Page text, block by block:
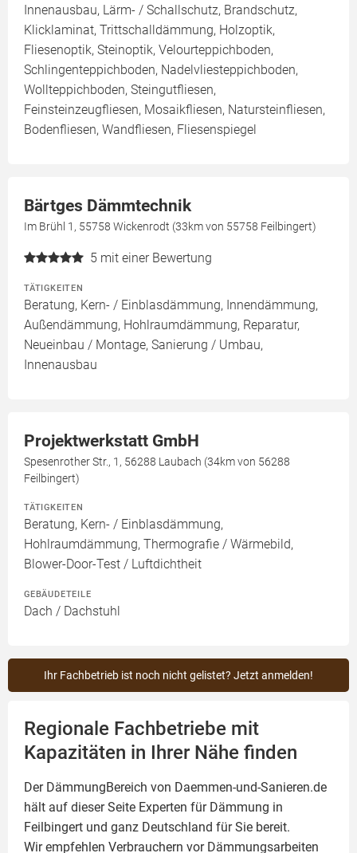
Innenausbau, Lärm- / Schallschutz, Brandschutz,
Klicklaminat, Trittschalldämmung, Holzoptik,
Fliesenoptik, Steinoptik, Velourteppichboden,
Schlingenteppichboden, Nadelvliesteppichboden,
Wollteppichboden, Steingutfliesen,
Feinsteinzeugfliesen, Mosaikfliesen, Natursteinfliesen,
Bodenfliesen, Wandfliesen, Fliesenspiegel
Bärtges Dämmtechnik
Im Brühl 1, 55758 Wickenrodt (33km von 55758 Feilbingert)
5 mit einer Bewertung
TÄTIGKEITEN
Beratung, Kern- / Einblasdämmung, Innendämmung,
Außendämmung, Hohlraumdämmung, Reparatur,
Neueinbau / Montage, Sanierung / Umbau,
Innenausbau
Projektwerkstatt GmbH
Spesenrother Str., 1, 56288 Laubach (34km von 56288
Feilbingert)
TÄTIGKEITEN
Beratung, Kern- / Einblasdämmung,
Hohlraumdämmung, Thermografie / Wärmebild,
Blower-Door-Test / Luftdichtheit
GEBÄUDETEILE
Dach / Dachstuhl
Ihr Fachbetrieb ist noch nicht gelistet? Jetzt anmelden!
Regionale Fachbetriebe mit
Kapazitäten in Ihrer Nähe finden
Der DämmungBereich von Daemmen-und-Sanieren.de
hält auf dieser Seite Experten für Dämmung in
Feilbingert und ganz Deutschland für Sie bereit.
Wir empfehlen Verbrauchern vor Dämmungsarbeiten